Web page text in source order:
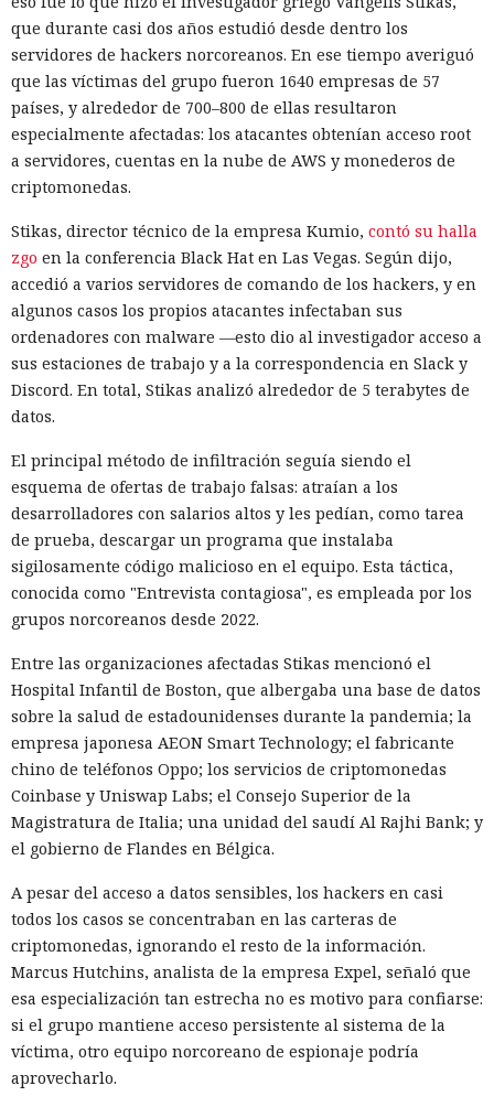
que durante casi dos años estudió desde dentro los
servidores de hackers norcoreanos. En ese tiempo averiguó
que las víctimas del grupo fueron 1640 empresas de 57
países, y alrededor de 700–800 de ellas resultaron
especialmente afectadas: los atacantes obtenían acceso root
a servidores, cuentas en la nube de AWS y monederos de
criptomonedas.
Stikas, director técnico de la empresa Kumio, contó su halla
zgo en la conferencia Black Hat en Las Vegas. Según dijo,
accedió a varios servidores de comando de los hackers, y en
algunos casos los propios atacantes infectaban sus
ordenadores con malware —esto dio al investigador acceso a
sus estaciones de trabajo y a la correspondencia en Slack y
Discord. En total, Stikas analizó alrededor de 5 terabytes de
datos.
El principal método de infiltración seguía siendo el
esquema de ofertas de trabajo falsas: atraían a los
desarrolladores con salarios altos y les pedían, como tarea
de prueba, descargar un programa que instalaba
sigilosamente código malicioso en el equipo. Esta táctica,
conocida como "Entrevista contagiosa", es empleada por los
grupos norcoreanos desde 2022.
Entre las organizaciones afectadas Stikas mencionó el
Hospital Infantil de Boston, que albergaba una base de datos
sobre la salud de estadounidenses durante la pandemia; la
empresa japonesa AEON Smart Technology; el fabricante
chino de teléfonos Oppo; los servicios de criptomonedas
Coinbase y Uniswap Labs; el Consejo Superior de la
Magistratura de Italia; una unidad del saudí Al Rajhi Bank; y
el gobierno de Flandes en Bélgica.
A pesar del acceso a datos sensibles, los hackers en casi
todos los casos se concentraban en las carteras de
criptomonedas, ignorando el resto de la información.
Marcus Hutchins, analista de la empresa Expel, señaló que
esa especialización tan estrecha no es motivo para confiarse:
si el grupo mantiene acceso persistente al sistema de la
víctima, otro equipo norcoreano de espionaje podría
aprovecharlo.